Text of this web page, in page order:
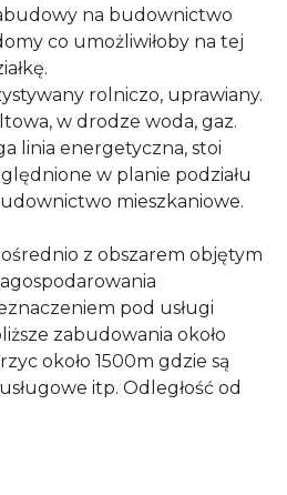
na budownictwo
co umożliwiłoby na tej
rolniczo, uprawiany.
w drodze woda, gaz.
linia energetyczna, stoi
w planie podziału
mieszkaniowe.
z obszarem objętym
pod usługi
zabudowania około
około 1500m gdzie są
itp. Odległość od